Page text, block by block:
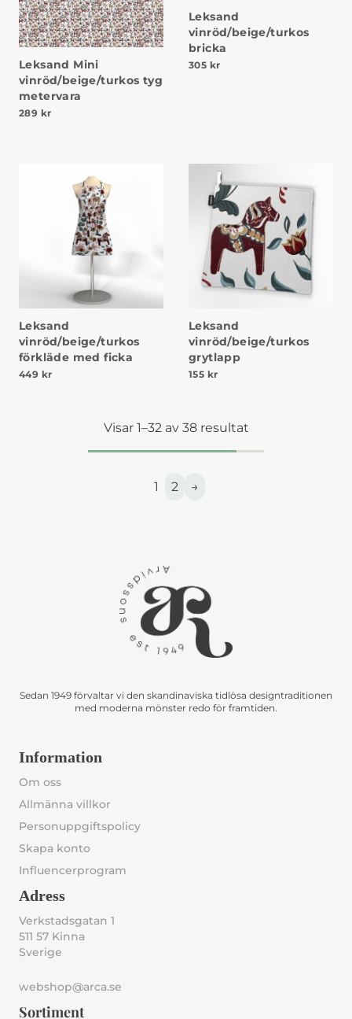
Leksand Mini
vinröd/beige/turkos tyg
metervara
289 kr
Leksand
vinröd/beige/turkos
bricka
305 kr
Leksand
vinröd/beige/turkos
förkläde med ficka
449 kr
Leksand
vinröd/beige/turkos
grytlapp
155 kr
Visar 1–32 av 38 resultat
1 2 →
Sedan 1949 förvaltar vi den skandinaviska tidlösa designtraditionen
med moderna mönster redo för framtiden.
Information
Om oss
Allmänna villkor
Personuppgiftspolicy
Skapa konto
Influencerprogram
Adress
Verkstadsgatan 1
511 57 Kinna
Sverige
webshop@arca.se
Sortiment